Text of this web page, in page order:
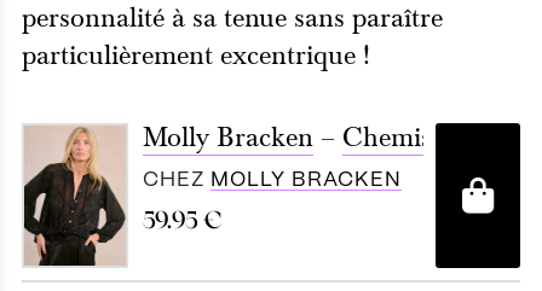
personnalité à sa tenue sans paraître
particulièrement excentrique !
Molly Bracken– Chemisier en
CHEZ MOLLY BRACKEN
59.95 €